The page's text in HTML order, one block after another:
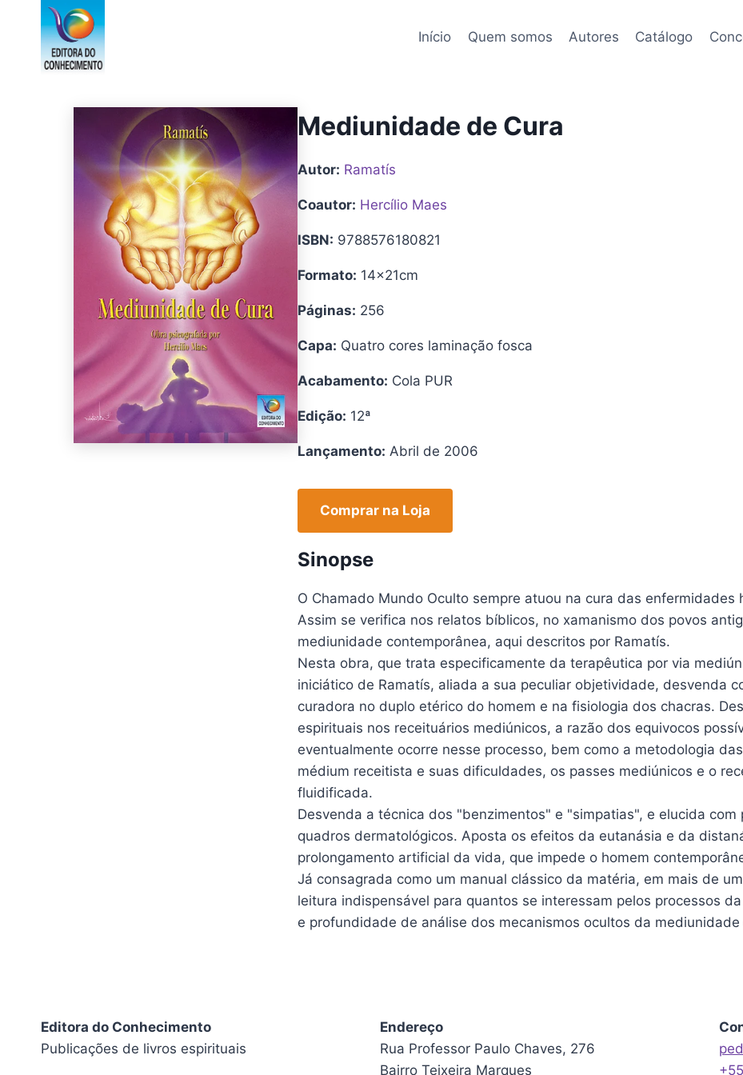
Conteúdo
Início Quem somos Autores Catálogo
Mediunidade de Cura
Autor: Ramatís
Coautor: Hercílio Maes
ISBN: 9788576180821
Formato: 14x21cm
Páginas: 256
Capa: Quatro cores laminação fosca
Acabamento: Cola PUR
Edição: 12ª
Lançamento: Abril de 2006
Comprar na Loja
Sinopse
O Chamado Mundo Oculto sempre atuou na cura das
Assim se verifica nos relatos bíblicos, no xamanismo dos povos
mediunidade contemporânea, aqui descritos por Ramatís.
Nesta obra, que trata especificamente da terapêutica por via
iniciático de Ramatís, aliada a sua peculiar objetividade, desvenda
curadora no duplo etérico do homem e na fisiologia dos chacras.
espirituais nos receituários mediúnicos, a razão dos equivocos
eventualmente ocorre nesse processo, bem como a metodologia
médium receitista e suas dificuldades, os passes mediúnicos e o
fluidificada.
Desvenda a técnica dos "benzimentos" e "simpatias", e elucida
quadros dermatológicos. Aposta os efeitos da eutanásia e da
prolongamento artificial da vida, que impede o homem
Já consagrada como um manual clássico da matéria, em mais de
leitura indispensável para quantos se interessam pelos processos
e profundidade de análise dos mecanismos ocultos da mediunidade
Editora do Conhecimento
Publicações de livros espirituais
Endereço
Rua Professor Paulo Chaves, 276
Bairro Teixeira Marques